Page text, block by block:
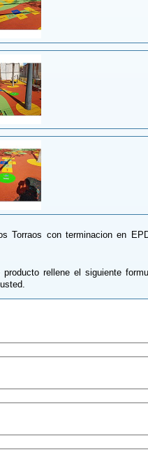
Torraos con terminacion en
rellene el siguiente